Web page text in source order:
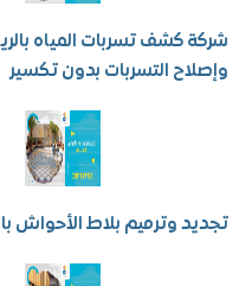
كشف تسربات المياه بالرياض:
التسربات بدون تكسير
وترميم بلاط الأحواش بالرياض